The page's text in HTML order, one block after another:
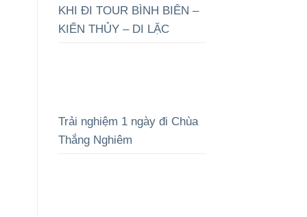
KHI ĐI TOUR BÌNH BIÊN –
KIẾN THỦY – DI LẶC
Trải nghiệm 1 ngày đi Chùa
Thắng Nghiêm